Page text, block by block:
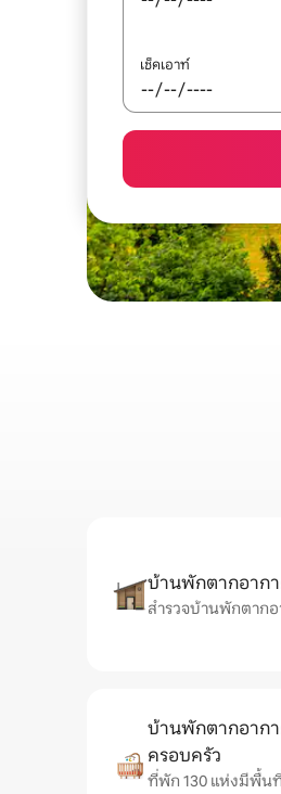
เช็คเอาท์
บ้านพักตากอาก
สำรวจบ้านพักตากอ
บ้านพักตากอาก
ครอบครัว
ที่พัก 130 แห่งมีพื้น